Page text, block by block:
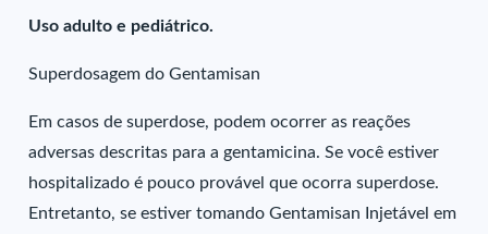
Uso adulto e pediátrico.
Superdosagem do Gentamisan
Em casos de superdose, podem ocorrer as reações
adversas descritas para a gentamicina. Se você estiver
hospitalizado é pouco provável que ocorra superdose.
Entretanto, se estiver tomando Gentamisan Injetável em